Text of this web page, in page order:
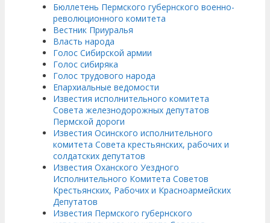
Бюллетень Пермского губернского военно-
революционного комитета
Вестник Приуралья
Власть народа
Голос Сибирской армии
Голос сибиряка
Голос трудового народа
Епархиальные ведомости
Известия исполнительного комитета
Совета железнодорожных депутатов
Пермской дороги
Известия Осинского исполнительного
комитета Совета крестьянских, рабочих и
солдатских депутатов
Известия Оханского Уездного
Исполнительного Комитета Советов
Крестьянских, Рабочих и Красноармейских
Депутатов
Известия Пермского губернского